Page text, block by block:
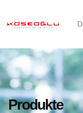
Produkte